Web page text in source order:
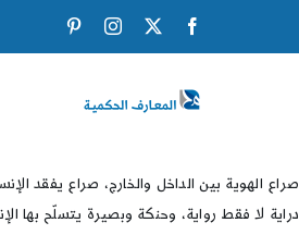
Facebook
X
Instagram
صراع الهوية بين الداخل والخارج، صراع يفقد
دراية لا فقط رواية، وحنكة وبصيرة يتسلّح